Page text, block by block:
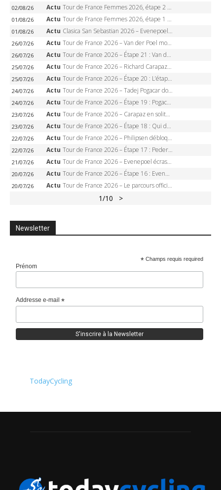
02/08/26 Actu Tour de France Femmes 2026, étape 2 – Lorena Wiebes doublé à Genève, Markus héroïque, 7e record
01/08/26 Actu Tour de France Femmes 2026, étape 1 – Lorena Wiebes intouchable à Lausanne, premier maillot jaune
01/08/26 Actu Clasica San Sebastian 2026 – Evenepoel recordman, 4e victoire, Carapaz battu au sprint
26/07/26 Actu Tour de France 2026 – Van der Poel monumental à Paris, Pogacar égale le record des cinq sacres
26/07/26 Actu Tour de France 2026 – Étape 21 : Van der Poel, Pogacar, qui succédera à Wout van Aert sur les Champs-Elysées ?
25/07/26 Actu Tour de France 2026 – Richard Carapaz roi des Alpes, doublé et maillot à pois, Seixas perd le podium
25/07/26 Actu Tour de France 2026 – Étape 20 : L’étape reine, Galibier, Sarenne, Alpe d’Huez, qui succédera à Pogacar ?
24/07/26 Actu Tour de France 2026 – Tadej Pogacar dompte l’Alpe d’Huez, 5e victoire, record de Pantani pulvérisé
24/07/26 Actu Tour de France 2026 – Étape 19 : Pogacar peut-il enfin dompter l’Alpe d’Huez ?
23/07/26 Actu Tour de France 2026 – Carapaz en solitaire à Orcières-Merlette, Paret-Peintre à un point du maillot à pois
23/07/26 Actu Tour de France 2026 – Étape 18 : Qui domptera Orcières-Merlette, première marche vers l’Alpe d’Huez ?
22/07/26 Actu Tour de France 2026 – Philipsen débloque son compteur à Voiron, Pedersen en danger pour le maillot vert
22/07/26 Actu Tour de France 2026 – Étape 17 : Pedersen peut-il verrouiller le maillot vert à Voiron ?
21/07/26 Actu Tour de France 2026 – Evenepoel écrase le chrono d’Évian, Seixas 4e, Lipowitz abandonne
20/07/26 Actu Tour de France 2026 – Étape 16 : Evenepoel, Pogacar, Ganna… qui domptera le chrono d’Évian pour redessiner le podium ?
20/07/26 Actu Tour de France 2026 – Le parcours officiel complet : 21 étapes, profils, carte et dates
1/10 >
Newsletter
* Champs requis required
Prénom
Addresse e-mail*
TodayCycling